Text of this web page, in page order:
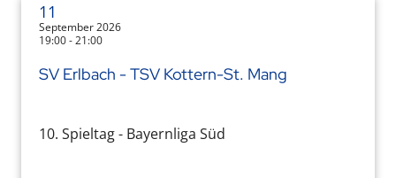
11
September 2026
19:00 - 21:00
SV Erlbach - TSV Kottern-St. Mang
10. Spieltag - Bayernliga Süd